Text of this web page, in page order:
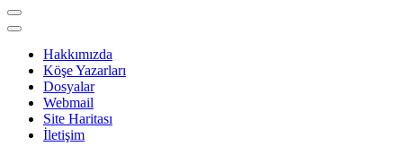
Hakkımızda
Köşe Yazarları
Dosyalar
Webmail
Site Haritası
İletişim